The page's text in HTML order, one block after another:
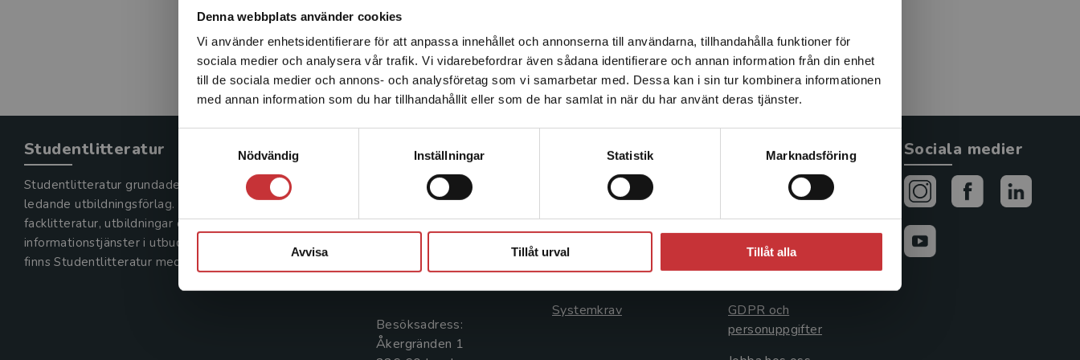
Denna webbplats använder cookies
Vi använder enhetsidentifierare för att anpassa innehållet och annonserna till användarna, tillhandahålla funktioner för
sociala medier och analysera vår trafik. Vi vidarebefordrar även sådana identifierare och annan information från din enhet
till de sociala medier och annons- och analysföretag som vi samarbetar med. Dessa kan i sin tur kombinera informationen
med annan information som du har tillhandahållit eller som de har samlat in när du har använt deras tjänster.
Nödvändig
Inställningar Statistik Marknadsföring
Avvisa Tillåt urval Tillåt alla
Det verkar som att du besöker studentlitteratur.se via en
enhet utanför Sverige. Vi erbjuder inte leveranser utanför
Sverige. För att kunna slutföra ett köp måste
leveransadressen vara i Sverige.Läs mer
Studentlitteratur
Studentlitteratur grundades 1963 och är idag Sveriges
ledande utbildningsförlag. Med läromedel, kurslitteratur,
facklitteratur, utbildningar och digitala
informationstjänster i utbudet,
finns Studentlitteratur med längs hela kunskapsresan.
Kontakta oss
Kontakta oss
046-31 20 00
Box 141
221 00 Lund
Besöksadress:
Åkergränden 1
Kundservice
Kontakta kundservice
046-31 21 00
Frågor och svar
Systemkrav
Allmänna länkar
Avtal och rättigheter
Cookies
GDPR och
personuppgifter
Sociala medier